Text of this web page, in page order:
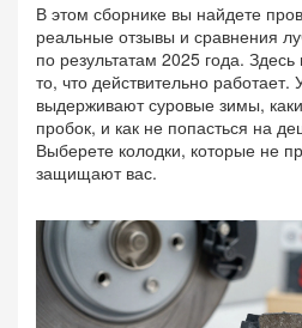
В этом сборнике вы найдете
реальные отзывы и сравнения
по результатам 2025 года.
то, что действительно работает.
выдерживают суровые зимы,
пробок, и как не попасться на
Выберете колодки, которые не
защищают вас.